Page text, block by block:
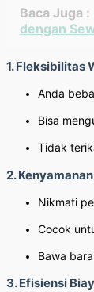
Baca Juga :
dengan
1. Fleksibilitas
Anda
Bisa
Tidak
2.
Nikmati
Cocok
Bawa
3. Efisiensi